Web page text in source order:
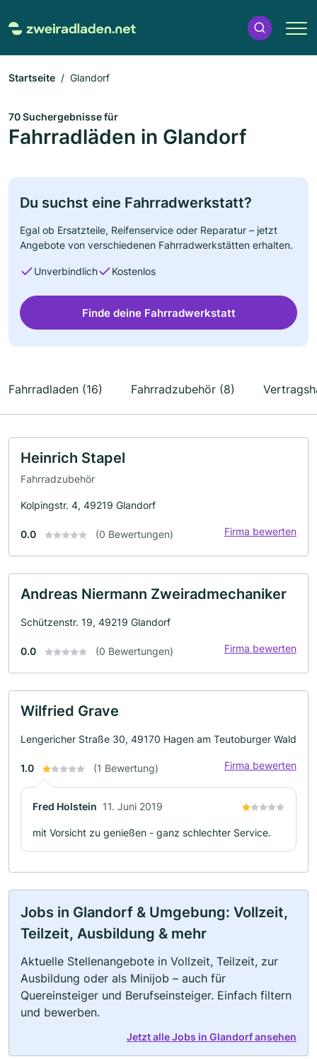
Startseite Glandorf
70 Suchergebnisse für
Fahrradläden in Glandorf
Du suchst eine Fahrradwerkstatt?
Egal ob Ersatzteile, Reifenservice oder Reparatur – jetzt
Angebote von verschiedenen Fahrradwerkstätten erhalten.
Unverbindlich Kostenlos
Finde deine Fahrradwerkstatt
Fahrradladen (16) Fahrradzubehör (8)
Heinrich Stapel
Fahrradzubehör
Kolpingstr. 4, 49219 Glandorf
0.0 (0 Bewertungen) Firma bewerten
Andreas Niermann Zweiradmechaniker
Schützenstr. 19, 49219 Glandorf
0.0 (0 Bewertungen) Firma bewerten
Wilfried Grave
Lengericher Straße 30, 49170 Hagen am Teutoburger Wald
1.0 (1 Bewertung) Firma bewerten
Fred Holstein 11. Juni 2019
mit Vorsicht zu genießen - ganz schlechter Service.
Jobs in Glandorf & Umgebung: Vollzeit,
Teilzeit, Ausbildung & mehr
Aktuelle Stellenangebote in Vollzeit, Teilzeit, zur
Ausbildung oder als Minijob – auch für
Quereinsteiger und Berufseinsteiger. Einfach filtern
und bewerben.
Jetzt alle Jobs in Glandorf ansehen